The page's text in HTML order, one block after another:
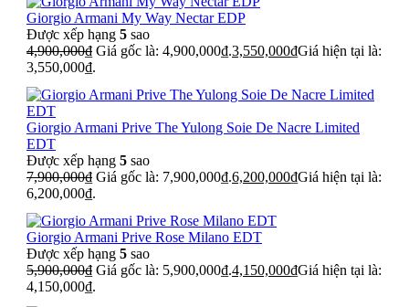
Giorgio Armani My Way Nectar EDP
Được xếp hạng 5 sao
4,900,000₫ Giá gốc là: 4,900,000₫.3,550,000₫Giá hiện tại là:
3,550,000₫.
Giorgio Armani Prive The Yulong Soie De Nacre Limited
EDT
Được xếp hạng 5 sao
7,900,000₫ Giá gốc là: 7,900,000₫.6,200,000₫Giá hiện tại là:
6,200,000₫.
Giorgio Armani Prive Rose Milano EDT
Được xếp hạng 5 sao
5,900,000₫ Giá gốc là: 5,900,000₫.4,150,000₫Giá hiện tại là:
4,150,000₫.